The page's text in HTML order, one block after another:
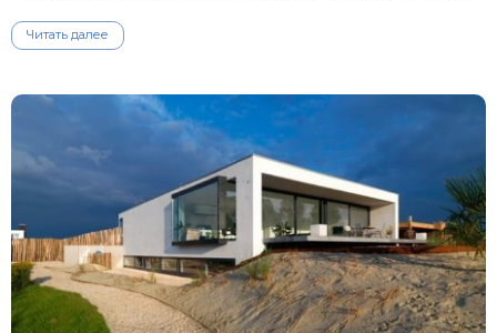
Читать далее